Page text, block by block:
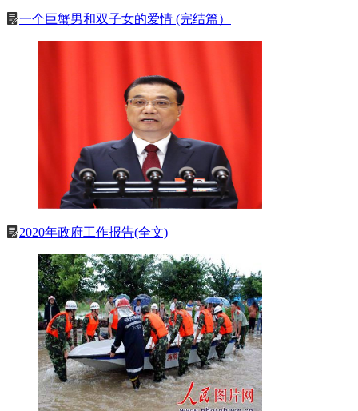
一个巨蟹男和双子女的爱情 (完结篇）
2020年政府工作报告(全文)